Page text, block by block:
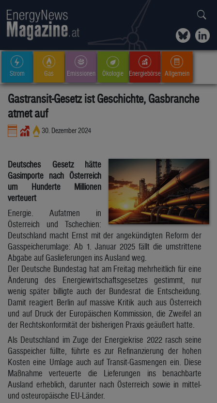
Strom Gas Emissionen Ökologie Energiebörse Allgemein
Gastransit-Gesetz ist Geschichte, Gasbranche
atmet auf
30. Dezember 2024
Deutsches Gesetz hätte
Gasimporte nach Österreich
um Hunderte Millionen
verteuert
Energie. Aufatmen in
Österreich und Tschechien:
Deutschland macht Ernst mit der angekündigten Reform der
Gasspeicherumlage: Ab 1. Januar 2025 fällt die umstrittene
Abgabe auf Gaslieferungen ins Ausland weg.
Der Deutsche Bundestag hat am Freitag mehrheitlich für eine
Änderung des Energiewirtschaftsgesetzes gestimmt, nur
wenig später billigte auch der Bundesrat die Entscheidung.
Damit reagiert Berlin auf massive Kritik auch aus Österreich
und auf Druck der Europäischen Kommission, die Zweifel an
der Rechtskonformität der bisherigen Praxis geäußert hatte.
Als Deutschland im Zuge der Energiekrise 2022 rasch seine
Gasspeicher füllte, führte es zur Refinanzierung der hohen
Kosten eine Umlage auch auf Transit-Gasmengen ein. Diese
Maßnahme verteuerte die Lieferungen ins benachbarte
Ausland erheblich, darunter nach Österreich sowie in mittel-
und osteuropäische EU-Länder.